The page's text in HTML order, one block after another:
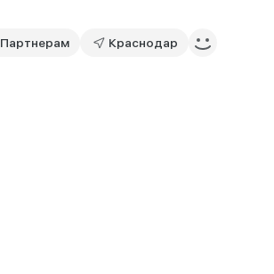
Партнерам Краснодар